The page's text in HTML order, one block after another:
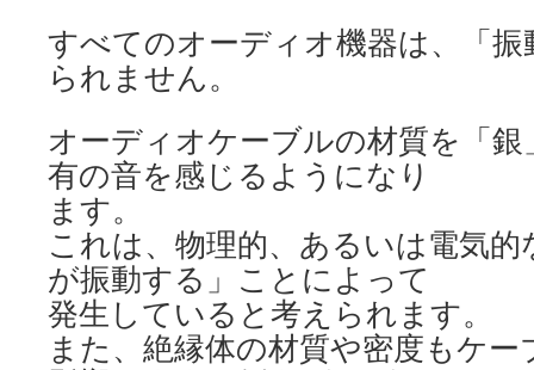
すべてのオーディオ機器は、「
られません。
オーディオケーブルの材質を「
有の音を感じるようになり
ます。
これは、物理的、あるいは電気
が振動する」ことによって
発生していると考えられます。
また、絶縁体の材質や密度もケ